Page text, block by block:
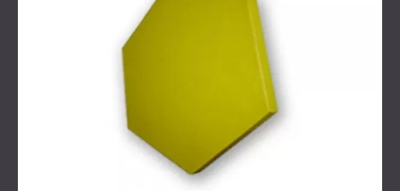
Монтаж на място в напълно обзаведен и
завършен офис
За да отговори на краткия срок и уникалните
изисквания, DECIBEL създаде пълен комплект